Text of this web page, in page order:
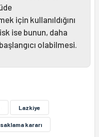
için kullanıldığını
ise bunun, daha
olabilmesi.
Lazkiye
kararı